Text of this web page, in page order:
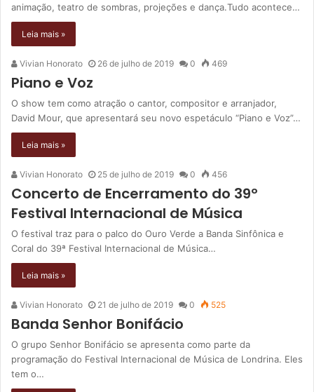
animação, teatro de sombras, projeções e dança.Tudo acontece…
Leia mais »
Vivian Honorato 26 de julho de 2019 0 469
Piano e Voz
O show tem como atração o cantor, compositor e arranjador,
David Mour, que apresentará seu novo espetáculo “Piano e Voz”…
Leia mais »
Vivian Honorato 25 de julho de 2019 0 456
Concerto de Encerramento do 39º
Festival Internacional de Música
O festival traz para o palco do Ouro Verde a Banda Sinfônica e
Coral do 39ª Festival Internacional de Música…
Leia mais »
Vivian Honorato 21 de julho de 2019 0 525
Banda Senhor Bonifácio
O grupo Senhor Bonifácio se apresenta como parte da
programação do Festival Internacional de Música de Londrina. Eles
tem o…